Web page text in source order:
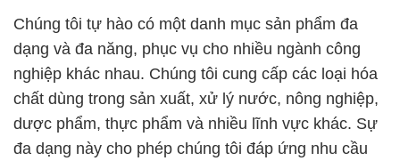
Chúng tôi tự hào có một danh mục sản phẩm đa
dạng và đa năng, phục vụ cho nhiều ngành công
nghiệp khác nhau. Chúng tôi cung cấp các loại hóa
chất dùng trong sản xuất, xử lý nước, nông nghiệp,
dược phẩm, thực phẩm và nhiều lĩnh vực khác. Sự
đa dạng này cho phép chúng tôi đáp ứng nhu cầu